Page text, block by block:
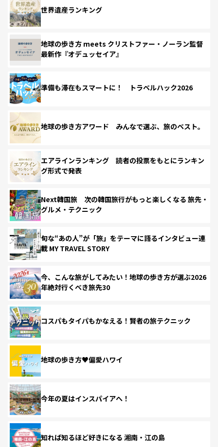
世界遺産ランキング
地球の歩き方 meets クリストファー・ノーラン監督
最新作『オデュッセイア』
準備も滞在もスマートに！ トラベルハック2026
地球の歩き方アワード みんなで選ぶ、旅のベスト。
エアラインランキング 読者の投票をもとにランキン
グ形式で発表
Next韓国旅 次の韓国旅行がもっと楽しくなる 旅先・
グルメ・テクニック
旬な“あの人”が「旅」をテーマに語るインタビュー連
載 MY TRAVEL STORY
今、こんな旅がしてみたい！地球の歩き方が選ぶ2026
年絶対行くべき旅先30
コスパもタイパもかなえる！賢者の旅テクニック
地球の歩き方♥偏愛ハワイ
今年の夏はインスパイアへ！
知れば知るほど好きになる 湘南・江の島